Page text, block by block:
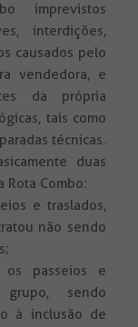
imprevistos
interdições,
causados pelo
vendedora, e
da própria
tais como
técnicas.
duas
Combo:
e traslados,
não sendo
os passeios e
sendo
à inclusão de